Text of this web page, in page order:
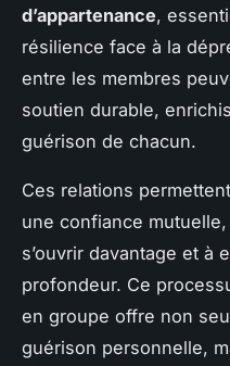
d’appartenance,
résilience face à la
entre les membres
soutien durable,
guérison de chacun.
Ces relations
une confiance
s’ouvrir davantage et à
profondeur. Ce
en groupe offre non
guérison personnelle,